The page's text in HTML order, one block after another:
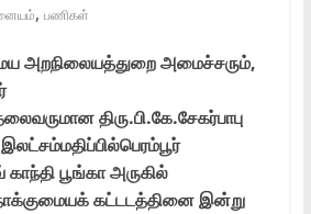
, பணிகள்
அறநிலையத்துறை அமைச்சரும்,
திரு.பி.கே.சேகர்பாபு
இலட்சம்மதிப்பில்பெரம்பூர்
பூங்கா அருகில்
மையக் கட்டடத்தினை இன்று